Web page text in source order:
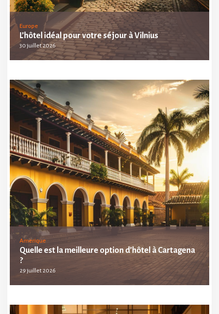
Europe
L’hôtel idéal pour votre séjour à Vilnius
30 juillet 2026
Amerique
Quelle est la meilleure option d’hôtel à Cartagena
?
29 juillet 2026